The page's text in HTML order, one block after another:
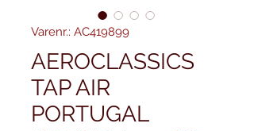
Varenr.: AC419899
AEROCLASSICS
TAP AIR
PORTUGAL